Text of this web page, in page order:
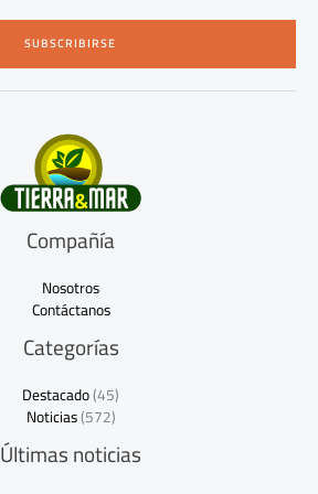
SUBSCRIBIRSE
Compañía
Nosotros
Contáctanos
Categorías
Destacado(45)
Noticias(572)
Últimas noticias